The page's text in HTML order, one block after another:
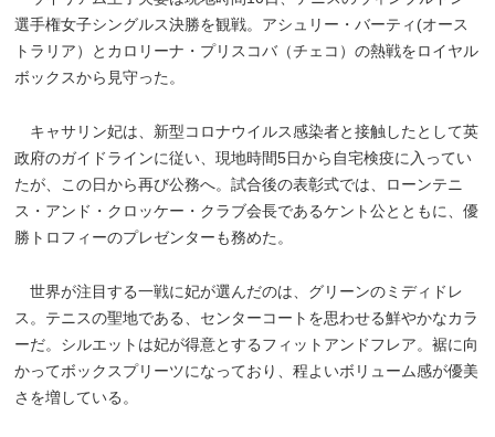
選手権女子シングルス決勝を観戦。アシュリー・バーティ(オース
トラリア）とカロリーナ・プリスコバ（チェコ）の熱戦をロイヤル
ボックスから見守った。
キャサリン妃は、新型コロナウイルス感染者と接触したとして英
政府のガイドラインに従い、現地時間5日から自宅検疫に入ってい
たが、この日から再び公務へ。試合後の表彰式では、ローンテニ
ス・アンド・クロッケー・クラブ会長であるケント公とともに、優
勝トロフィーのプレゼンターも務めた。
世界が注目する一戦に妃が選んだのは、グリーンのミディドレ
ス。テニスの聖地である、センターコートを思わせる鮮やかなカラ
ーだ。シルエットは妃が得意とするフィットアンドフレア。裾に向
かってボックスプリーツになっており、程よいボリューム感が優美
さを増している。